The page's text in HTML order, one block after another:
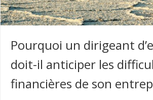
Pourquoi un dirigeant
doit-il anticiper les
financières de son